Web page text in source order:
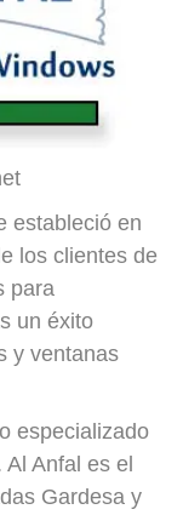
estableció en
los clientes de
para
un éxito
y ventanas
especializado
Al Anfal es el
Gardesa y